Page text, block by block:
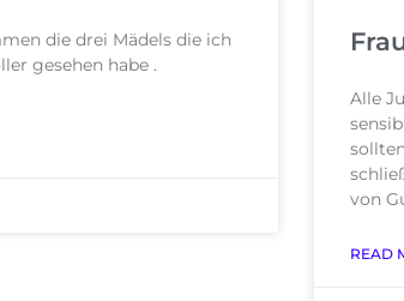
die drei Mädels die ich
gesehen habe .
Alle
von
READ